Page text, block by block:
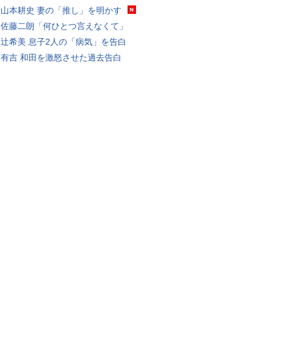
山本耕史 妻の「推し」を明かす
佐藤二朗「何ひとつ言えなくて」
辻希美 息子2人の「病気」を告白
有吉 和田を激怒させた過去告白